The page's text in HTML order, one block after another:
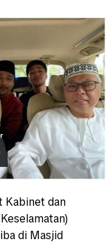
Kabinet dan
di Masjid